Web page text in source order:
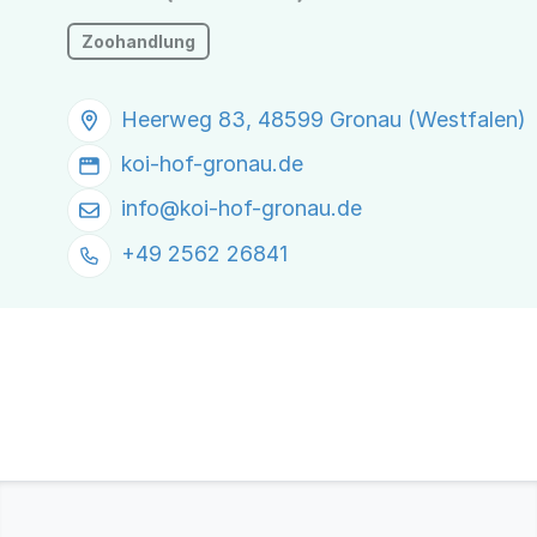
Zoohandlung
Heerweg 83, 48599 Gronau (Westfalen)
koi-hof-gronau.de
info@koi-hof-gronau.de
+49 2562 26841